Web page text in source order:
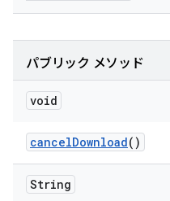
パブリック メソッド
void
cancelDownload()
String